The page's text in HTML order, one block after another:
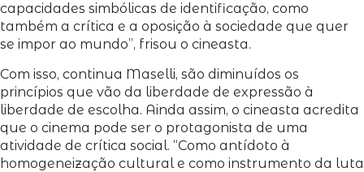
capacidades simbólicas de identificação, como
também a crítica e a oposição à sociedade que quer
se impor ao mundo”, frisou o cineasta.
Com isso, continua Maselli, são diminuídos os
princípios que vão da liberdade de expressão à
liberdade de escolha. Ainda assim, o cineasta acredita
que o cinema pode ser o protagonista de uma
atividade de crítica social. “Como antídoto à
homogeneização cultural e como instrumento da luta